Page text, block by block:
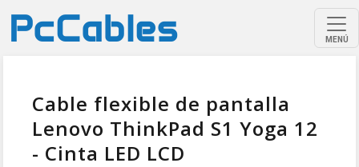
MENÚ
Cable flexible de pantalla
Lenovo ThinkPad S1 Yoga 12
- Cinta LED LCD